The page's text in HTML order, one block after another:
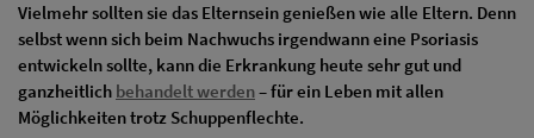
Vielmehr sollten sie das Elternsein genießen wie alle Eltern. Denn
selbst wenn sich beim Nachwuchs irgendwann eine Psoriasis
entwickeln sollte, kann die Erkrankung heute sehr gut und
ganzheitlich behandelt werden– für ein Leben mit allen
Möglichkeiten trotz Schuppenflechte.